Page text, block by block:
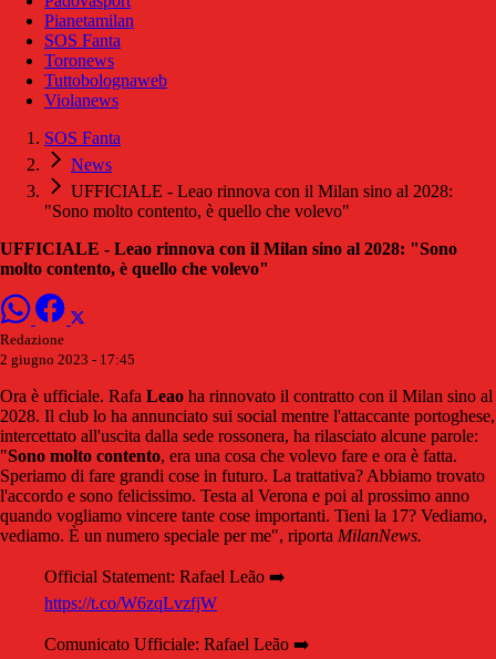
Pianetamilan
SOS Fanta
Toronews
Tuttobolognaweb
Violanews
SOS Fanta
News
UFFICIALE - Leao rinnova con il Milan sino al 2028:
"Sono molto contento, è quello che volevo"
UFFICIALE - Leao rinnova con il Milan sino al 2028: "Sono
molto contento, è quello che volevo"
Redazione
2 giugno 2023 - 17:45
Ora è ufficiale. Rafa Leao ha rinnovato il contratto con il Milan sino al
2028. Il club lo ha annunciato sui social mentre l'attaccante portoghese,
intercettato all'uscita dalla sede rossonera, ha rilasciato alcune parole:
"Sono molto contento, era una cosa che volevo fare e ora è fatta.
Speriamo di fare grandi cose in futuro. La trattativa? Abbiamo trovato
l'accordo e sono felicissimo. Testa al Verona e poi al prossimo anno
quando vogliamo vincere tante cose importanti. Tieni la 17? Vediamo,
vediamo. È un numero speciale per me", riporta MilanNews.
Official Statement: Rafael Leão ➡️
https://t.co/W6zqLvzfjW
Comunicato Ufficiale: Rafael Leão ➡️